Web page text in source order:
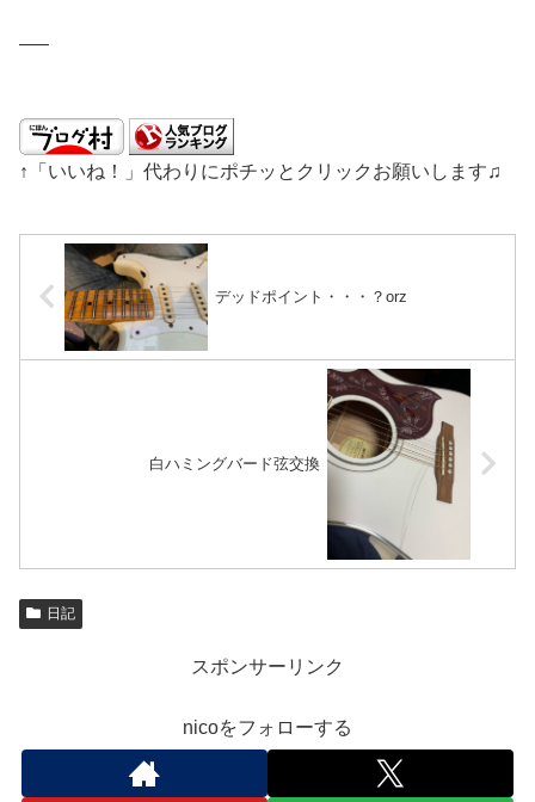
—–
↑「いいね！」代わりにポチッとクリックお願いします♫
デッドポイント・・・？orz
白ハミングバード弦交換
日記
スポンサーリンク
nicoをフォローする